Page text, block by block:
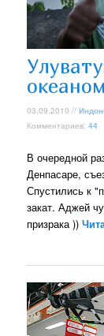
океаном
03.09.2010 //
Комментариев:44
В очередной
Денпасаре,
Спустились к
закат. Аджей
призрака ))